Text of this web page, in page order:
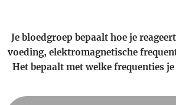
Je bloedgroep bepaalt hoe je
voeding, elektromagnetische
Het bepaalt met welke frequenties